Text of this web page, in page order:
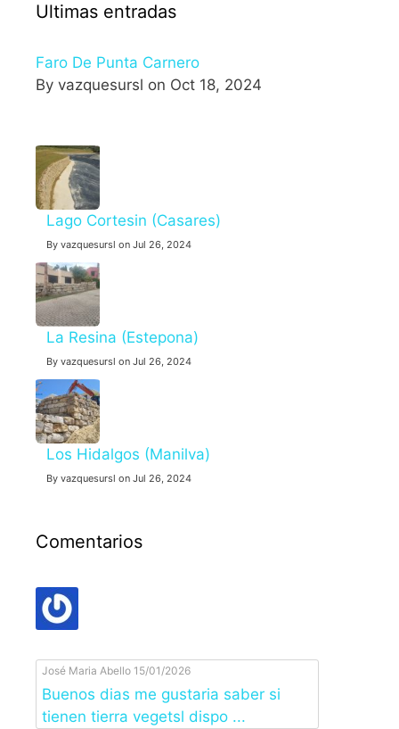
Ultimas entradas
Faro De Punta Carnero
By vazquesursl on Oct 18, 2024
Lago Cortesin (Casares)
By vazquesursl on Jul 26, 2024
La Resina (Estepona)
By vazquesursl on Jul 26, 2024
Los Hidalgos (Manilva)
By vazquesursl on Jul 26, 2024
Comentarios
José Maria Abello 15/01/2026
Buenos dias me gustaria saber si
tienen tierra vegetsl dispo ...